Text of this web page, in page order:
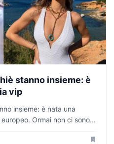
stanno insieme: è
vip
insieme: è nata una
Ormai non ci sono...